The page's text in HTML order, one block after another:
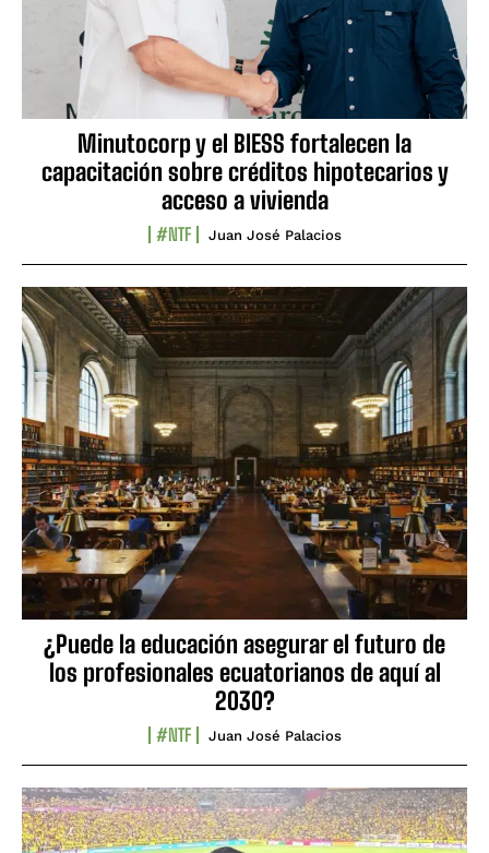
Minutocorp y el BIESS fortalecen la
capacitación sobre créditos hipotecarios y
acceso a vivienda
#NTF Juan José Palacios
¿Puede la educación asegurar el futuro de
los profesionales ecuatorianos de aquí al
2030?
#NTF Juan José Palacios